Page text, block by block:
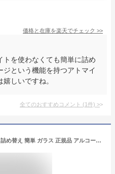
価格と在庫を楽天でチェック >>
を使わなくても簡単に詰め
という機能を持つアトマイ
しいですね。
全てのおすすめコメント (1件) >
【名入れ】アトマイザー 香水 詰め替え 簡単 ガラス 正規品 アルコール対応 メンズ 化粧品 レディース 簡単 5ml 新品 ブランド プレゼント ギフト セットにおすすめ